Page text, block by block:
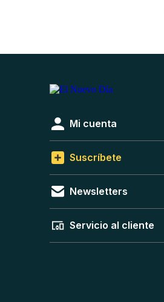
Mi cuenta
Suscríbete
Newsletters
Servicio al cliente